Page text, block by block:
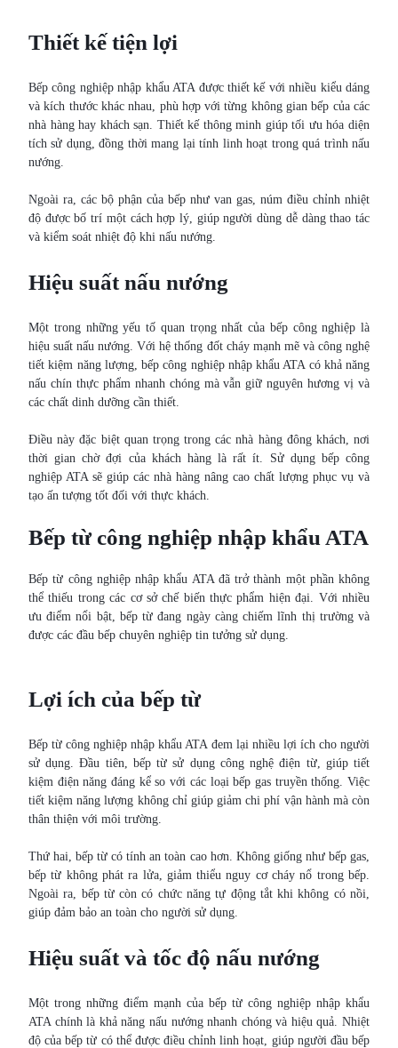
Thiết kế tiện lợi
Bếp công nghiệp nhập khẩu ATA được thiết kế với nhiều kiểu dáng
và kích thước khác nhau, phù hợp với từng không gian bếp của các
nhà hàng hay khách sạn. Thiết kế thông minh giúp tối ưu hóa diện
tích sử dụng, đồng thời mang lại tính linh hoạt trong quá trình nấu
nướng.
Ngoài ra, các bộ phận của bếp như van gas, núm điều chỉnh nhiệt
độ được bố trí một cách hợp lý, giúp người dùng dễ dàng thao tác
và kiểm soát nhiệt độ khi nấu nướng.
Hiệu suất nấu nướng
Một trong những yếu tố quan trọng nhất của bếp công nghiệp là
hiệu suất nấu nướng. Với hệ thống đốt cháy mạnh mẽ và công nghệ
tiết kiệm năng lượng, bếp công nghiệp nhập khẩu ATA có khả năng
nấu chín thực phẩm nhanh chóng mà vẫn giữ nguyên hương vị và
các chất dinh dưỡng cần thiết.
Điều này đặc biệt quan trọng trong các nhà hàng đông khách, nơi
thời gian chờ đợi của khách hàng là rất ít. Sử dụng bếp công
nghiệp ATA sẽ giúp các nhà hàng nâng cao chất lượng phục vụ và
tạo ấn tượng tốt đối với thực khách.
Bếp từ công nghiệp nhập khẩu ATA
Bếp từ công nghiệp nhập khẩu ATA đã trở thành một phần không
thể thiếu trong các cơ sở chế biến thực phẩm hiện đại. Với nhiều
ưu điểm nổi bật, bếp từ đang ngày càng chiếm lĩnh thị trường và
được các đầu bếp chuyên nghiệp tin tưởng sử dụng.
Lợi ích của bếp từ
Bếp từ công nghiệp nhập khẩu ATA đem lại nhiều lợi ích cho người
sử dụng. Đầu tiên, bếp từ sử dụng công nghệ điện từ, giúp tiết
kiệm điện năng đáng kể so với các loại bếp gas truyền thống. Việc
tiết kiệm năng lượng không chỉ giúp giảm chi phí vận hành mà còn
thân thiện với môi trường.
Thứ hai, bếp từ có tính an toàn cao hơn. Không giống như bếp gas,
bếp từ không phát ra lửa, giảm thiểu nguy cơ cháy nổ trong bếp.
Ngoài ra, bếp từ còn có chức năng tự động tắt khi không có nồi,
giúp đảm bảo an toàn cho người sử dụng.
Hiệu suất và tốc độ nấu nướng
Một trong những điểm mạnh của bếp từ công nghiệp nhập khẩu
ATA chính là khả năng nấu nướng nhanh chóng và hiệu quả. Nhiệt
độ của bếp từ có thể được điều chỉnh linh hoạt, giúp người đầu bếp